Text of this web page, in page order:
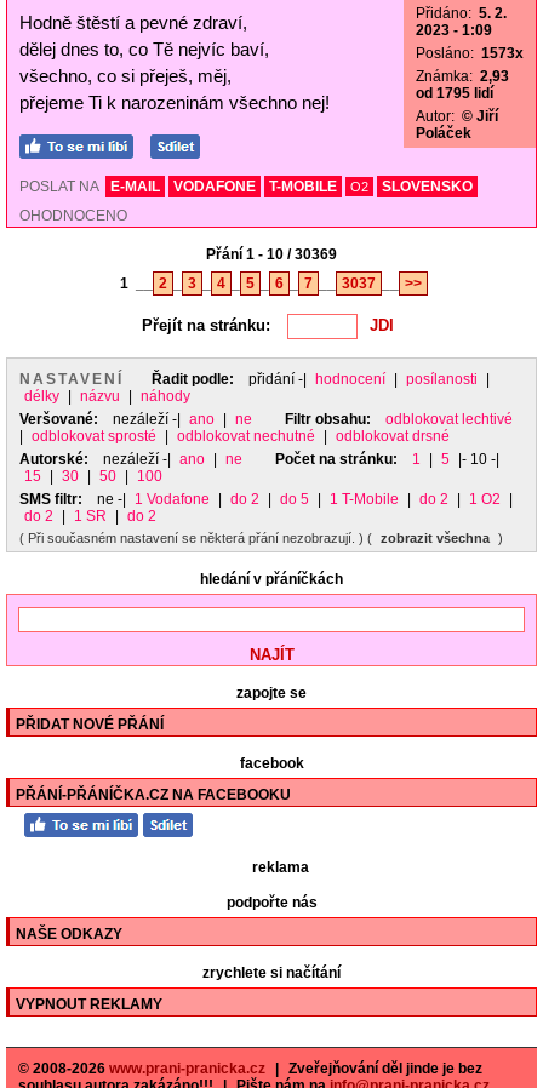
Hodně štěstí a pevné zdraví,
dělej dnes to, co Tě nejvíc baví,
všechno, co si přeješ, měj,
přejeme Ti k narozeninám všechno nej!
Přidáno: 5. 2.
2023 - 1:09
Posláno: 1573x
Známka: 2,93
od 1795 lidí
Autor: © Jiří
Poláček
POSLAT NA E-MAIL VODAFONE T-MOBILE O2
SLOVENSKO
OHODNOCENO
Přání 1 - 10 / 30369
1
2 3 4 5 6 7 3037 >>
Přejít na stránku:
NASTAVENÍ Řadit podle: přidání -| hodnocení posílanosti
délky
názvu
náhody
Veršované:
nezáleží -| ano ne Filtr obsahu:
odblokovat lechtivé
odblokovat sprosté odblokovat nechutné
odblokovat drsné
Autorské:
nezáleží -| ano ne Počet na stránku: 1 5
|- 10 -|
15
30 50
100
SMS filtr:
ne -| 1 Vodafone do 2 do 5 1 T-Mobile do 2 1 O2
do 2
1 SR do 2
( Při současném nastavení se některá přání nezobrazují. ) ( zobrazit všechna )
hledání v přáníčkách
zapojte se
PŘIDAT NOVÉ PŘÁNÍ
facebook
PŘÁNÍ-PŘÁNÍČKA.CZ NA FACEBOOKU
reklama
podpořte nás
NAŠE ODKAZY
zrychlete si načítání
VYPNOUT REKLAMY
© 2008-2026 www.prani-pranicka.cz
Zveřejňování děl jinde je bez